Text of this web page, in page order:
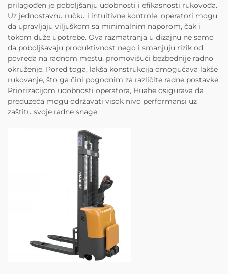
prilagođen je poboljšanju udobnosti i efikasnosti rukovođa.
Uz jednostavnu ručku i intuitivne kontrole, operatori mogu
da upravljaju viljuškom sa minimalnim naporom, čak i
tokom duže upotrebe. Ova razmatranja u dizajnu ne samo
da poboljšavaju produktivnost nego i smanjuju rizik od
povreda na radnom mestu, promovišući bezbednije radno
okruženje. Pored toga, lakša konstrukcija omogućava lakše
rukovanje, što ga čini pogodnim za različite radne postavke.
Priorizacijom udobnosti operatora, Huahe osigurava da
preduzeća mogu održavati visok nivo performansi uz
zaštitu svoje radne snage.